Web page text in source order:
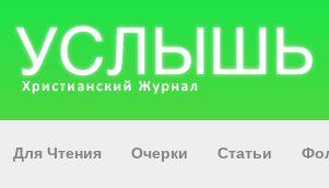
Для Чтения Очерки Статьи